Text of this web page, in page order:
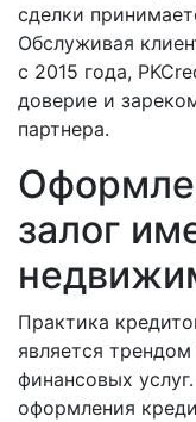
сделки
Обслуживая
с 2015 года,
доверие и
партнера.
залог
Практика
является
финансовых
оформления